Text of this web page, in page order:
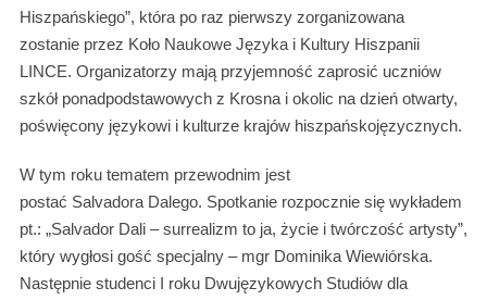
Hiszpańskiego”, która po raz pierwszy zorganizowana
zostanie przez Koło Naukowe Języka i Kultury Hiszpanii
LINCE. Organizatorzy mają przyjemność zaprosić uczniów
szkół ponadpodstawowych z Krosna i okolic na dzień otwarty,
poświęcony językowi i kulturze krajów hiszpańskojęzycznych.
W tym roku tematem przewodnim jest
postać Salvadora Dalego. Spotkanie rozpocznie się wykładem
pt.: „Salvador Dali – surrealizm to ja, życie i twórczość artysty”,
który wygłosi gość specjalny – mgr Dominika Wiewiórska.
Następnie studenci I roku Dwujęzykowych Studiów dla